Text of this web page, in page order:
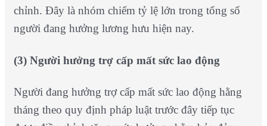
chỉnh. Đây là nhóm chiếm tỷ lệ lớn trong tổng số
người đang hưởng lương hưu hiện nay.
(3) Người hưởng trợ cấp mất sức lao động
Người đang hưởng trợ cấp mất sức lao động hằng
tháng theo quy định pháp luật trước đây tiếp tục